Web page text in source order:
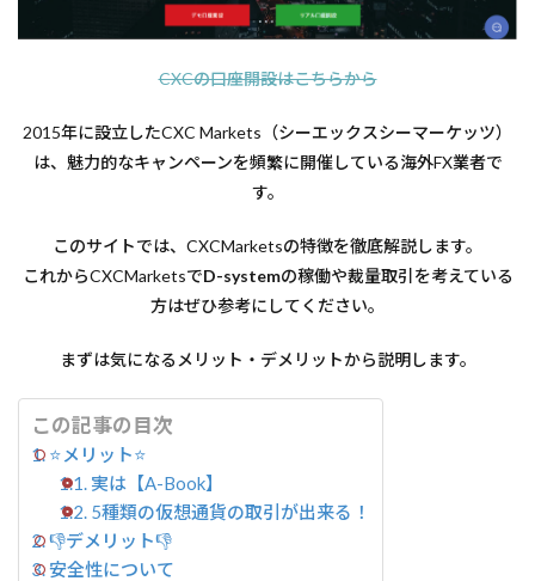
貨の取
引が出
👎デ
メリ
ット
安全
つい
て
1.3.1
特定商
取引法
に基づ
く表記
CXCの口座開設はこちらから
2015年に設立したCXC Markets（シーエックスシーマーケッツ）
は、魅力的なキャンペーンを頻繁に開催している海外FX業者で
す。
このサイトでは、CXCMarketsの特徴を徹底解説します。
これからCXCMarketsでD-systemの稼働や裁量取引を考えている
方はぜひ参考にしてください。
まずは気になるメリット・デメリットから説明します。
この記事の目次
⭐メリット⭐
実は【A-Book】
5種類の仮想通貨の取引が出来る！
👎デメリット👎
安全性について